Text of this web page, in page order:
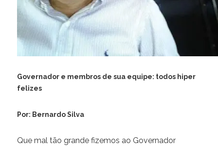
Governador e membros de sua equipe: todos hiper
felizes
Por: Bernardo Silva
Que mal tão grande fizemos ao Governador